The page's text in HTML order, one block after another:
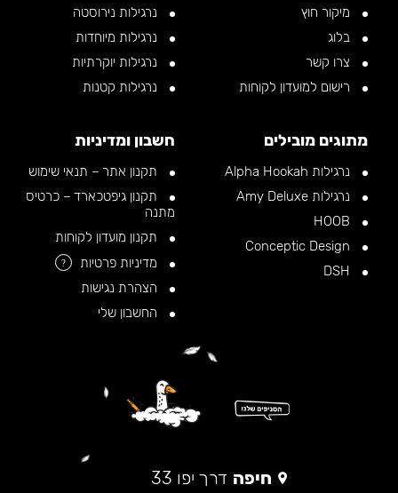
מיקור חוץ
בלוג
צרו קשר
רישום למועדון לקוחות
נרגילות נירוסטה
נרגילות מיוחדות
נרגילות יוקרתיות
נרגילות קטנות
מתוגים מובילים
נרגילות Alpha Hookah
נרגילות Amy Deluxe
חשבון ומדיניות
תקנון אתר – תנאי שימוש
תקנון גיפטכארד – כרטיס
מתנה
תקנון מועדון לקוחות
מדיניות פרטיות
?
הצהרת נגישות
החשבון שלי
חיפה דרך יפו 33